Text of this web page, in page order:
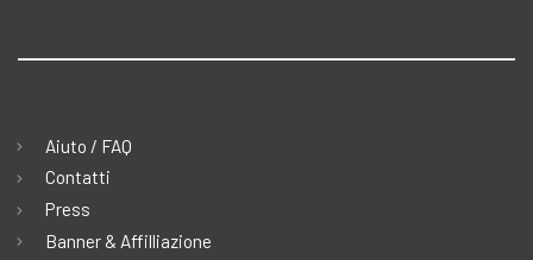
Aiuto / FAQ
Contatti
Press
Banner & Affilliazione